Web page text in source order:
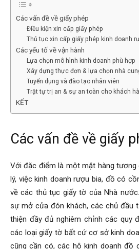
Các vấn đề về giấy phép
Điều kiện xin cấp giấy phép
Thủ tục xin cấp giấy phép kinh doanh
Các yếu tố về vận hành
Lựa chọn mô hình kinh doanh phù hợp
Xây dựng thực đơn & lựa chọn nhà
Tuyển dụng và đào tạo nhân viên
Trật tự trị an & sự an toàn cho khách
KẾT
Các vấn đề về giấy
Với đặc điểm là một mặt hàng tương
lý, việc kinh doanh rượu bia, đồ có
về các thủ tục giấy tờ của Nhà
sự mở cửa đón khách, các chủ đầu
thiện đầy đủ nghiêm chỉnh các quy
các loại giấy tờ bất cứ cơ sở kinh
cũng cần có, các hộ kinh doanh đồ